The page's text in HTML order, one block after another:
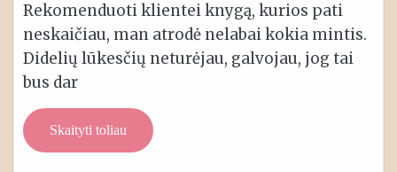
Rekomenduoti klientei knygą, kurios pati
neskaičiau, man atrodė nelabai kokia mintis.
Didelių lūkesčių neturėjau, galvojau, jog tai
bus dar
Skaityti toliau